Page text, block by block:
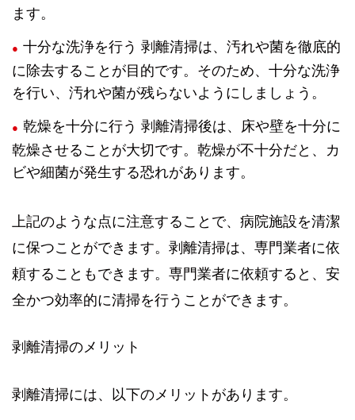
ます。
十分な洗浄を行う 剥離清掃は、汚れや菌を徹底的
に除去することが目的です。そのため、十分な洗浄
を行い、汚れや菌が残らないようにしましょう。
乾燥を十分に行う 剥離清掃後は、床や壁を十分に
乾燥させることが大切です。乾燥が不十分だと、カ
ビや細菌が発生する恐れがあります。
上記のような点に注意することで、病院施設を清潔
に保つことができます。剥離清掃は、専門業者に依
頼することもできます。専門業者に依頼すると、安
全かつ効率的に清掃を行うことができます。
剥離清掃のメリット
剥離清掃には、以下のメリットがあります。